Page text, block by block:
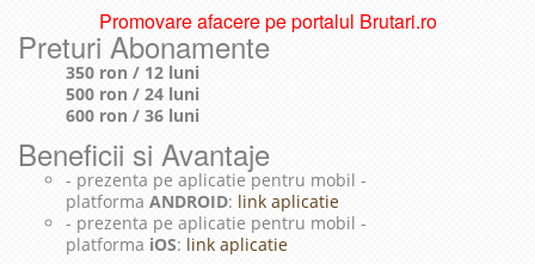
Promovare afacere pe portalul Brutari.ro
Preturi Abonamente
350 ron / 12 luni
500 ron / 24 luni
600 ron / 36 luni
Beneficii si Avantaje
- prezenta pe aplicatie pentru mobil -
platforma ANDROID: link aplicatie
- prezenta pe aplicatie pentru mobil -
platforma iOS: link aplicatie